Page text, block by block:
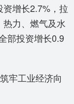
增长2.7%，拉
力、燃气及水
部投资增长0.9
牢工业经济向